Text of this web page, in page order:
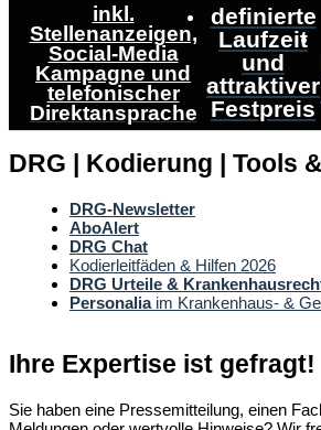
inkl.
Stellenanzeigen,
Social-Media
Kampagne und
telefonischer
Direktansprache
definierte
Laufzeit
und
attraktiver
Festpreis
DRG | Kodierung | Tools
DRG-Newsletter
AboAlert
DRG Chat
Kodierleitfäden & Hilfen 2026
DRG Urteile &
Personaliaim Krankenhaus- &
Ihre Expertise ist gefragt!
Sie haben eine Pressemitteilung, einen